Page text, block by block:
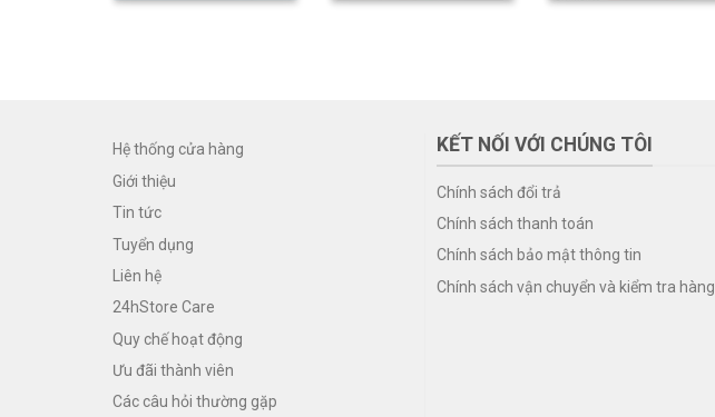
Hệ thống cửa hàng
Giới thiệu
Tin tức
Tuyển dụng
Liên hệ
24hStore Care
Quy chế hoạt động
Ưu đãi thành viên
Các câu hỏi thường gặp
KẾT NỐI VỚI CHÚNG TÔI
Chính sách đổi trả
Chính sách thanh toán
Chính sách bảo mật thông tin
Chính sách vận chuyển và kiểm tra hàng